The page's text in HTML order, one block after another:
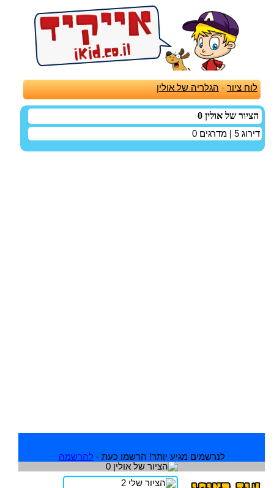
לוח ציור - הגלריה של אולין
הציור של אולין 0
דירוג 5 | מדרגים 0
לנרשמים מגיע יותר! הרשמו כעת - להרשמה